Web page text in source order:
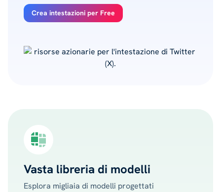
Crea intestazioni per Free
Vasta libreria di modelli
Esplora migliaia di modelli progettati